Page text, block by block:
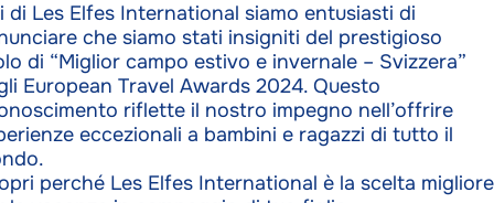
di Les Elfes International siamo entusiasti di
che siamo stati insigniti del prestigioso
di “Miglior campo estivo e invernale – Svizzera”
European Travel Awards 2024. Questo
riflette il nostro impegno nell’offrire
eccezionali a bambini e ragazzi di tutto il
perché Les Elfes International è la scelta migliore